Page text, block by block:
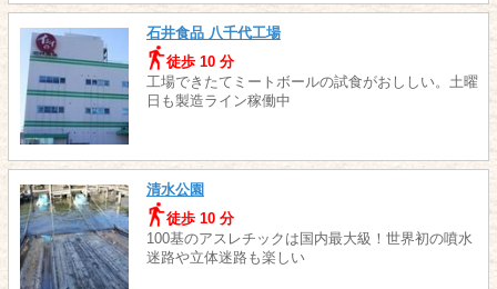
石井食品 八千代工場
徒歩 10 分
工場できたてミートボールの試食がおししい。土曜
日も製造ライン稼働中
清水公園
徒歩 10 分
100基のアスレチックは国内最大級！世界初の噴水
迷路や立体迷路も楽しい